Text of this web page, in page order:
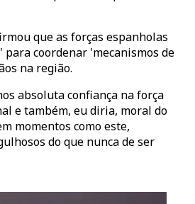
que as forças espanholas
coordenar 'mecanismos de
na região.
absoluta confiança na força
e também, eu diria, moral do
momentos como este,
do que nunca de ser